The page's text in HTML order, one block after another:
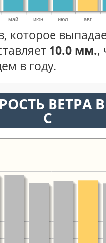
май июн июл авг
которое
10.0 мм.,
в году.
ВЕТРА
С